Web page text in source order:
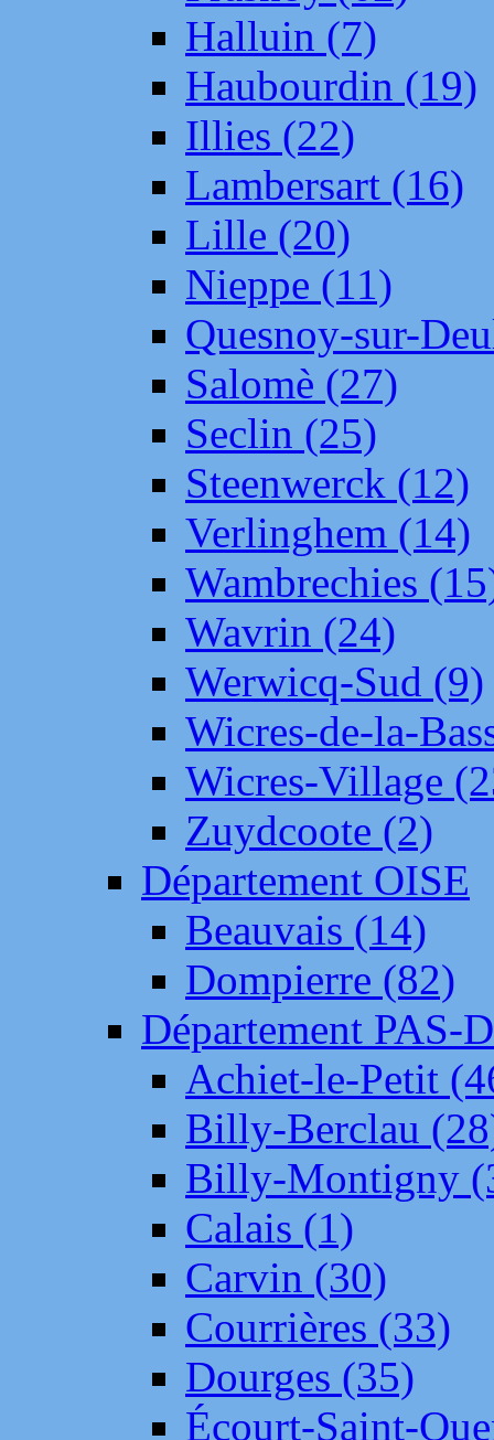
Halluin (7)
Haubourdin (19)
Illies (22)
Lambersart (16)
Lille (20)
Nieppe (11)
Quesnoy-sur-
Salomè (27)
Seclin (25)
Steenwerck (12)
Verlinghem (14)
Wambrechies
Wavrin (24)
Werwicq-Sud (9)
Wicres-de-la-
Wicres-Village
Zuydcoote (2)
Département OISE
Beauvais (14)
Dompierre (82)
Département PAS-
Achiet-le-Petit
Billy-Berclau
Billy-Montigny
Calais (1)
Carvin (30)
Courrières (33)
Dourges (35)
Écourt-Saint-